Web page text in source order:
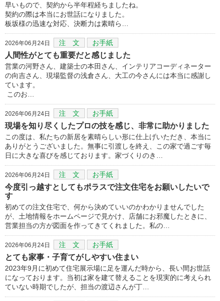
早いもので、契約から半年程経ちましたね。
契約の際は本当にお世話になりました。
板坂様の迅速な対応、決断力は素晴ら…
2026年06月24日 注 文 お手紙
人間性がとても重要だと感じました
営業の河野さん、建築士の本田さん、インテリアコーディネーター
の向吉さん、現場監督の浅倉さん、大工の今さんには本当に感謝し
ています。
このお…
2026年06月24日 注 文 お手紙
現場を知り尽くしたプロの技を感じ、非常に助かりました
この度は、私たちの新居を素晴らしい形に仕上げいただき、本当に
ありがとうございました。無事に引渡しを終え、この家で過ごす毎
日に大きな喜びを感じております。家づくりのき…
2026年06月24日 注 文 お手紙
今度引っ越すとしてもポラスで注文住宅をお願いしたいで
す
初めての注文住宅で、何から決めていいのかわかりませんでした
が、土地情報をホームページで見かけ、店舗にお邪魔したときに、
営業担当の方が図面を作ってきてくれました。私の…
2026年06月24日 注 文 お手紙
とても家事・子育てがしやすい住まい
2023年9月に初めて住宅展示場に足を運んだ時から、長い間お世話
になっております。当初は家を建て替えることを現実的に考えられ
ていない時期でしたが、担当の渡辺さんが丁…